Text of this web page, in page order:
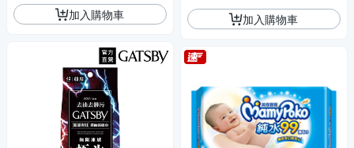
加入購物車 加入購物車